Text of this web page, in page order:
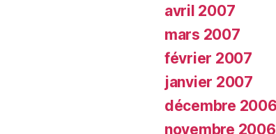
avril 2007
mars 2007
février 2007
janvier 2007
décembre 2006
novembre 2006